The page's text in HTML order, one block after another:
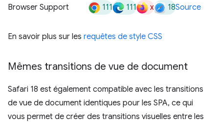
Browser Support 111 111 x 18Source
En savoir plus sur les requêtes de style CSS
Mêmes transitions de vue de document
Safari 18 est également compatible avec les transitions
de vue de document identiques pour les SPA, ce qui
vous permet de créer des transitions visuelles entre les